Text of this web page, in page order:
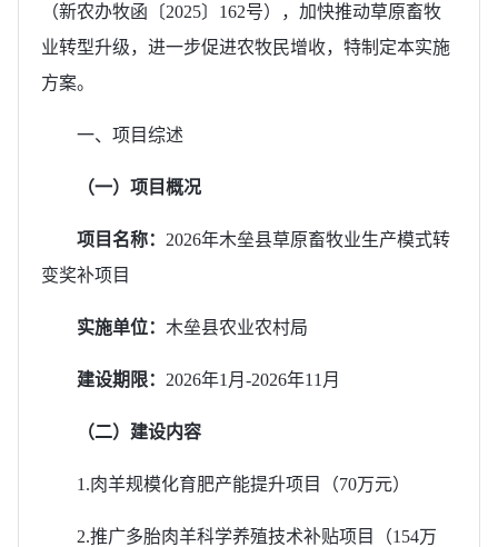
（新农办牧函〔2025〕162号），加快推动草原畜牧
业转型升级，进一步促进农牧民增收，特制定本实施
方案。
一、项目综述
（一） 项目概况
项目名称： 2026年木垒县草原畜牧业生产模式转
变奖补项目
实施单位： 木垒县农业农村局
建设期限： 2026年1月-2026年11月
（二）建设内容
1.肉羊规模化育肥产能提升项目（70万元）
2.推广多胎肉羊科学养殖技术补贴项目（154万